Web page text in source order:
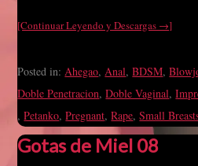
[Continuar Leyendo y Descargas →]
Posted in:Ahegao,Anal,BDSM,
Doble Penetracion,Doble Vaginal,
,Petanko,Pregnant,Rape,Small
Gotas de Miel 08